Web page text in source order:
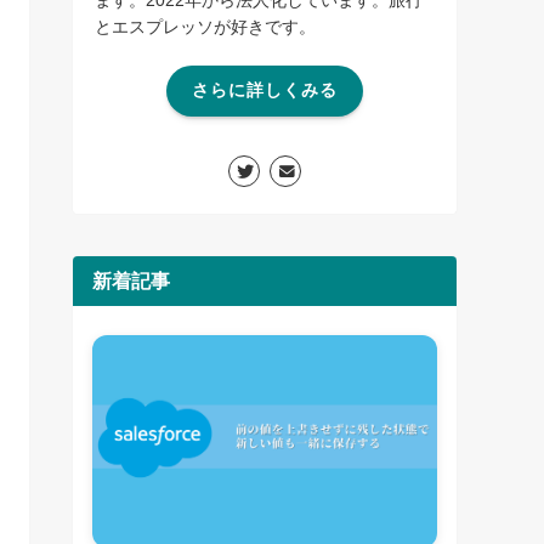
とエスプレッソが好きです。
さらに詳しくみる
新着記事